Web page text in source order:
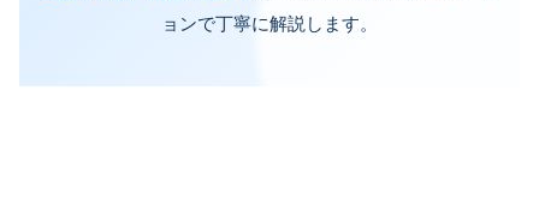
ョンで丁寧に解説します。